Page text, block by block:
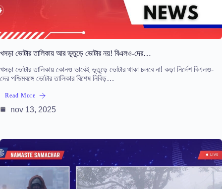
খসড়া ভোটার তালিকায় আর ভূতুড়ে ভোটার নয়! বিএলও-দের…
খসড়া ভোটার তালিকায় কোনও ভাবেই ভূতুড়ে ভোটার থাকা চলবে না! কড়া নির্দেশ বিএলও-
দের পশ্চিমবঙ্গে ভোটার তালিকার বিশেষ নিবিড়…
Read More
nov 13, 2025